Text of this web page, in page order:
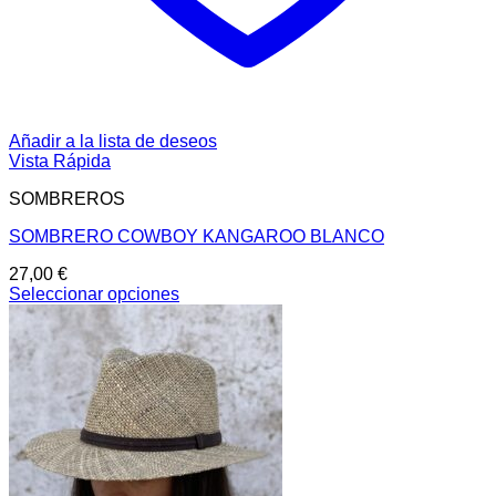
Añadir a la lista de deseos
Vista Rápida
SOMBREROS
SOMBRERO COWBOY KANGAROO BLANCO
27,00 €
Seleccionar opciones
Este
producto
tiene
múltiples
variantes.
Las
opciones
se
pueden
elegir